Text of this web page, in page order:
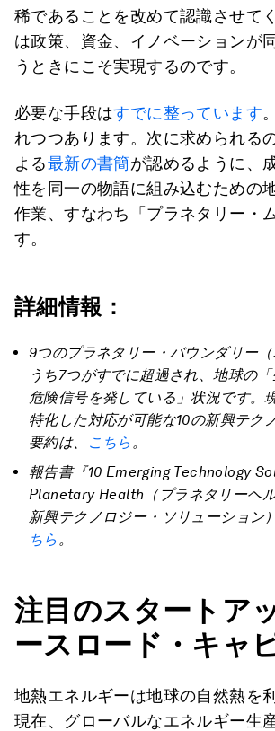
稀であることを改めて認識させて
は政策、資金、イノベーションが
うときにこそ実現するのです。
必要な手段はすでに整っています
れつつあります。次に求められる
よる最新の書簡が認めるように、
性を同一の物語に組み込むための
作業、すなわち「プラネタリー・
す。
詳細情報：
9つのプラネタリー・バウンダリー
うち7つがすでに超過され、地球の
危険信号を発している」状況です。
特化した対応が可能な10の新興テク
要約は、
こちら 。
報告書『10 Emerging Technology
Planetary Health（プラネタリーヘ
新興テクノロジー・ソリューション
ちら 。
注目のスタートア
ースロード・キャ
地熱エネルギーは地球の自然熱を
現在、グローバルなエネルギー生